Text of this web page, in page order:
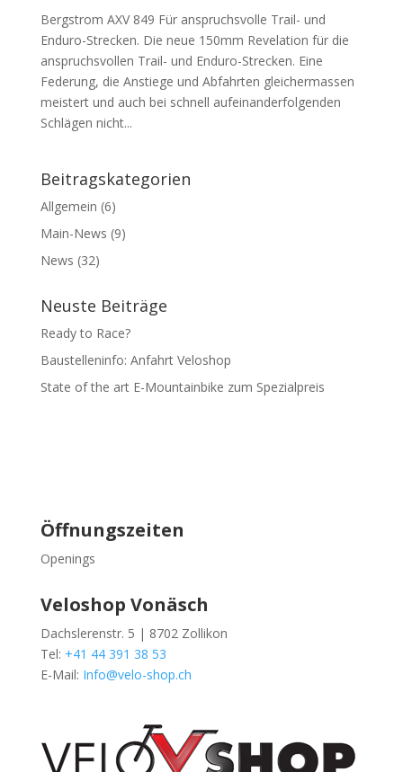
Bergstrom AXV 849 Für anspruchsvolle Trail- und
Enduro-Strecken. Die neue 150mm Revelation für die
anspruchsvollen Trail- und Enduro-Strecken. Eine
Federung, die Anstiege und Abfahrten gleichermassen
meistert und auch bei schnell aufeinanderfolgenden
Schlägen nicht...
Beitragskategorien
Allgemein (6)
Main-News (9)
News (32)
Neuste Beiträge
Ready to Race?
Baustelleninfo: Anfahrt Veloshop
State of the art E-Mountainbike zum Spezialpreis
Öffnungszeiten
Openings
Veloshop Vonäsch
Dachslerenstr. 5 | 8702 Zollikon
Tel: +41 44 391 38 53
E-Mail: Info@velo-shop.ch